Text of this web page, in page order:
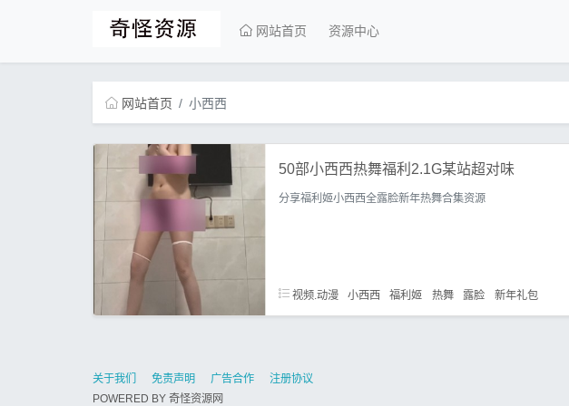
网站首页 资源中心
网站首页 小西西
50部小西西热舞福利2.1G某站超对味
分享福利姬小西西全露脸新年热舞合集资源
视频.动漫 小西西 福利姬 热舞 露脸 新年礼包
关于我们 免责声明 广告合作
注册协议
POWERED BY 奇怪资源网